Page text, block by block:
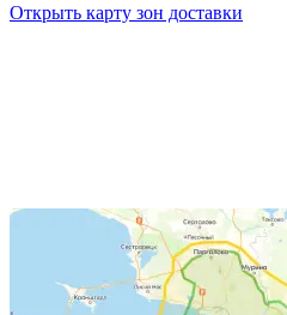
Открыть карту зон доставки